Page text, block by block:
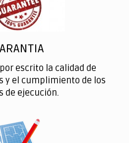
escrito la calidad de
y el cumplimiento de los
de ejecución.